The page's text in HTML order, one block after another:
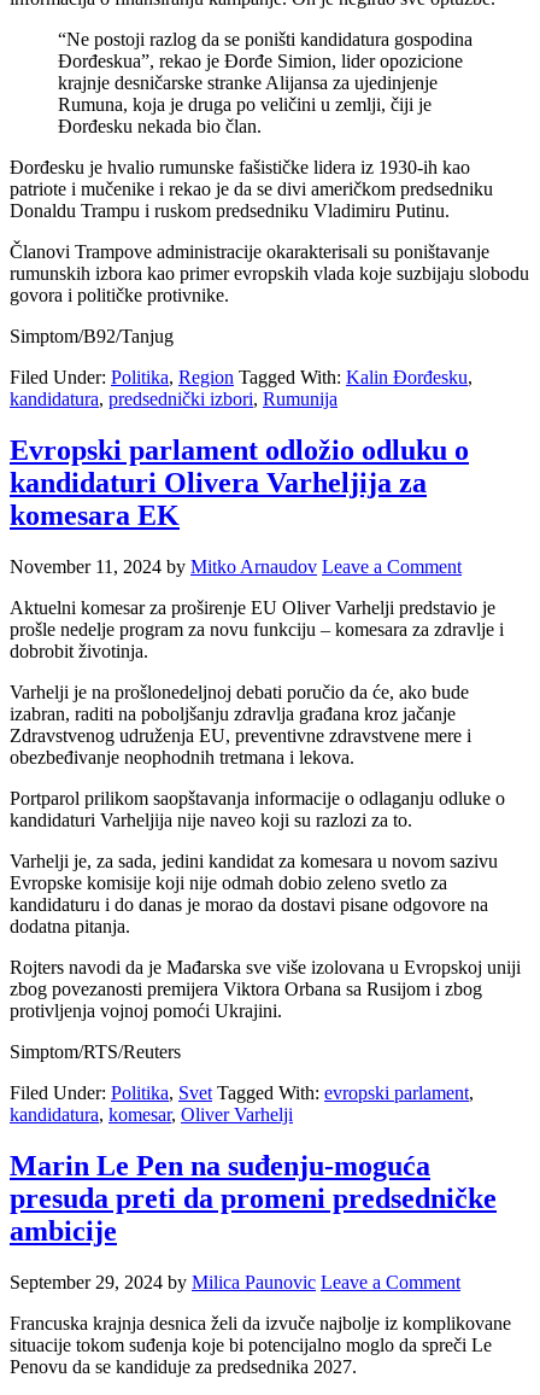
“Ne postoji razlog da se poništi kandidatura gospodina
Đorđeskua”, rekao je Đorđe Simion, lider opozicione
krajnje desničarske stranke Alijansa za ujedinjenje
Rumuna, koja je druga po veličini u zemlji, čiji je
Đorđesku nekada bio član.
Đorđesku je hvalio rumunske fašističke lidera iz 1930-ih kao
patriote i mučenike i rekao je da se divi američkom predsedniku
Donaldu Trampu i ruskom predsedniku Vladimiru Putinu.
Članovi Trampove administracije okarakterisali su poništavanje
rumunskih izbora kao primer evropskih vlada koje suzbijaju slobodu
govora i političke protivnike.
Simptom/B92/Tanjug
Filed Under: Politika, Region Tagged With: Kalin Đorđesku,
kandidatura, predsednički izbori, Rumunija
Evropski parlament odložio odluku o
kandidaturi Olivera Varheljija za
komesara EK
November 11, 2024 by Mitko Arnaudov Leave a Comment
Aktuelni komesar za proširenje EU Oliver Varhelji predstavio je
prošle nedelje program za novu funkciju – komesara za zdravlje i
dobrobit životinja.
Varhelji je na prošlonedeljnoj debati poručio da će, ako bude
izabran, raditi na poboljšanju zdravlja građana kroz jačanje
Zdravstvenog udruženja EU, preventivne zdravstvene mere i
obezbeđivanje neophodnih tretmana i lekova.
Portparol prilikom saopštavanja informacije o odlaganju odluke o
kandidaturi Varheljija nije naveo koji su razlozi za to.
Varhelji je, za sada, jedini kandidat za komesara u novom sazivu
Evropske komisije koji nije odmah dobio zeleno svetlo za
kandidaturu i do danas je morao da dostavi pisane odgovore na
dodatna pitanja.
Rojters navodi da je Mađarska sve više izolovana u Evropskoj uniji
zbog povezanosti premijera Viktora Orbana sa Rusijom i zbog
protivljenja vojnoj pomoći Ukrajini.
Simptom/RTS/Reuters
Filed Under: Politika, Svet Tagged With: evropski parlament,
kandidatura, komesar, Oliver Varhelji
Marin Le Pen na suđenju-moguća
presuda preti da promeni predsedničke
ambicije
September 29, 2024 by Milica Paunovic Leave a Comment
Francuska krajnja desnica želi da izvuče najbolje iz komplikovane
situacije tokom suđenja koje bi potencijalno moglo da spreči Le
Penovu da se kandiduje za predsednika 2027.